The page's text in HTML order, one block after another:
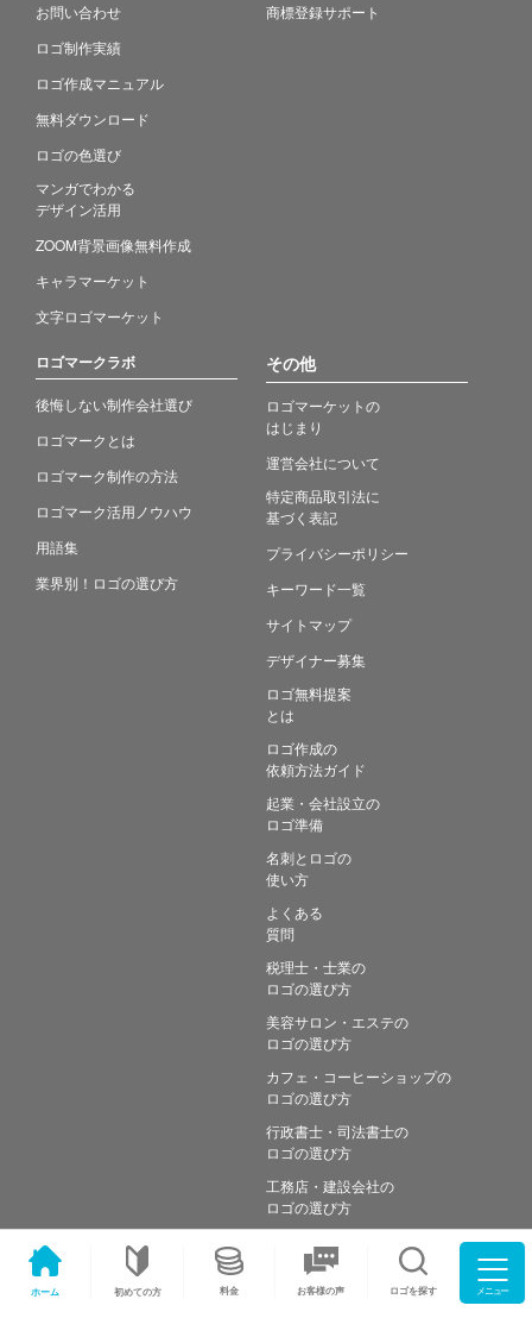
ホーム 初めての方 料金 お客様の声 ロゴを探す メニュー
お問い合わせ
ロゴ制作実績
ロゴ作成マニュアル
無料ダウンロード
ロゴの色選び
マンガでわかる
デザイン活用
ZOOM背景画像無料作成
キャラマーケット
文字ロゴマーケット
商標登録サポート
ロゴマークラボ
後悔しない制作会社選び
ロゴマークとは
ロゴマーク制作の方法
ロゴマーク活用ノウハウ
用語集
業界別！ロゴの選び方
その他
ロゴマーケットの
はじまり
運営会社について
特定商品取引法に
基づく表記
プライバシーポリシー
キーワード一覧
サイトマップ
デザイナー募集
ロゴ無料提案
とは
ロゴ作成の
依頼方法ガイド
起業・会社設立の
ロゴ準備
名刺とロゴの
使い方
よくある
質問
税理士・士業の
ロゴの選び方
美容サロン・エステの
ロゴの選び方
カフェ・コーヒーショップの
ロゴの選び方
行政書士・司法書士の
ロゴの選び方
工務店・建設会社の
ロゴの選び方
Copyright © Simple works Inc. All Rights Reserved.